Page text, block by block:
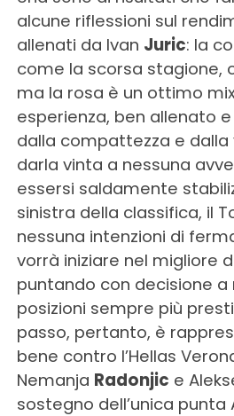
alcune riflessioni sul
allenati da Ivan Juric: la
come la scorsa stagione,
ma la rosa è un ottimo
esperienza, ben allenato
dalla compattezza e dalla
darla vinta a nessuna
essersi saldamente
sinistra della classifica, il
nessuna intenzioni di
vorrà iniziare nel migliore
puntando con decisione a
posizioni sempre più
passo, pertanto, è
bene contro l’Hellas
Nemanja Radonjic e
sostegno dell’unica punta